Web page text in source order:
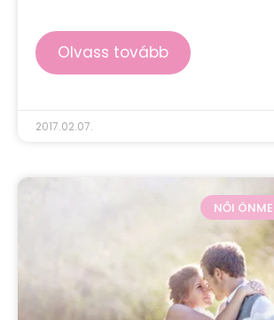
Olvass tovább
2017.02.07.
NŐI